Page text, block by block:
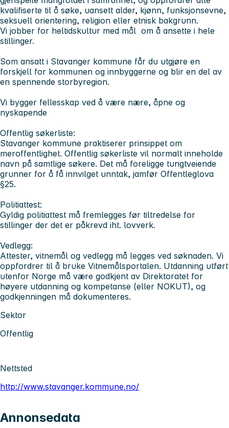
kvalifiserte til å søke, uansett alder, kjønn, funksjonsevne,
seksuell orientering, religion eller etnisk bakgrunn.
Vi jobber for heltidskultur med mål om å ansette i hele
stillinger.
Som ansatt i Stavanger kommune får du utgjøre en
forskjell for kommunen og innbyggerne og blir en del av
en spennende storbyregion.
Vi bygger fellesskap ved å være nære, åpne og
nyskapende
Offentlig søkerliste:
Stavanger kommune praktiserer prinsippet om
meroffentlighet. Offentlig søkerliste vil normalt inneholde
navn på samtlige søkere. Det må foreligge tungtveiende
grunner for å få innvilget unntak, jamfør Offentleglova
§25.
Politiattest:
Gyldig politiattest må fremlegges før tiltredelse for
stillinger der det er påkrevd iht. lovverk.
Vedlegg:
Attester, vitnemål og vedlegg må legges ved søknaden. Vi
oppfordrer til å bruke Vitnemålsportalen. Utdanning utført
utenfor Norge må være godkjent av Direktoratet for
høyere utdanning og kompetanse (eller NOKUT), og
godkjenningen må dokumenteres.
Sektor
Offentlig
Nettsted
http://www.stavanger.kommune.no/
Annonsedata